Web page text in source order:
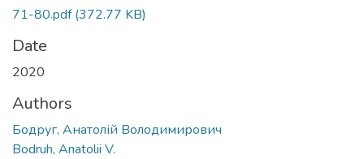
71-80.pdf(372.77 KB)
Date
2020
Authors
Бодруг, Анатолій Володимирович
Bodruh, Anatolii V.